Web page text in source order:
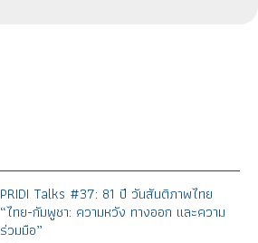
PRIDI Talks #37: 81 ปี วันสันติภาพไทย
“ไทย-กัมพูชา: ความหวัง ทางออก และความ
ร่วมมือ”